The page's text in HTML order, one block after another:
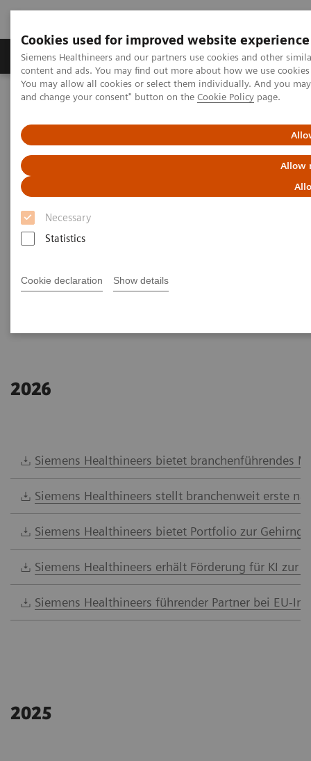
Cookies used for improved website experience
Siemens Healthineers and our partners use cookies and other
content and ads. You may find out more about how we use
You may allow all cookies or select them individually. And you
and change your consent" button on the Cookie Policy page.
Allow
Necessary
Statistics
Cookie declaration Show details
Produkte und Services Fachbereiche
Home Presse Pressemeldungen veröffentlicht in Österreich
Pressemeldungen veröffentlicht
in Österreich
Zum Download hier
2026 2025 2024 2023
2026
Siemens Healthineers bietet branchenführendes
Siemens Healthineers stellt branchenweit erste
Siemens Healthineers bietet Portfolio zur
Siemens Healthineers erhält Förderung für KI zur
Siemens Healthineers führender Partner bei EU-
2025